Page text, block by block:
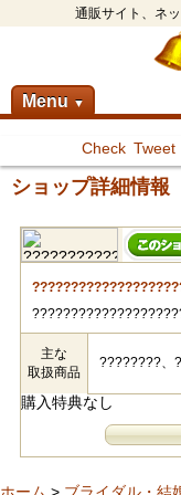
通販サイト、ネ
Menu ▼
Check Tweet
ショップ詳細情報
主な
取扱商品
????????、
購入特典なし